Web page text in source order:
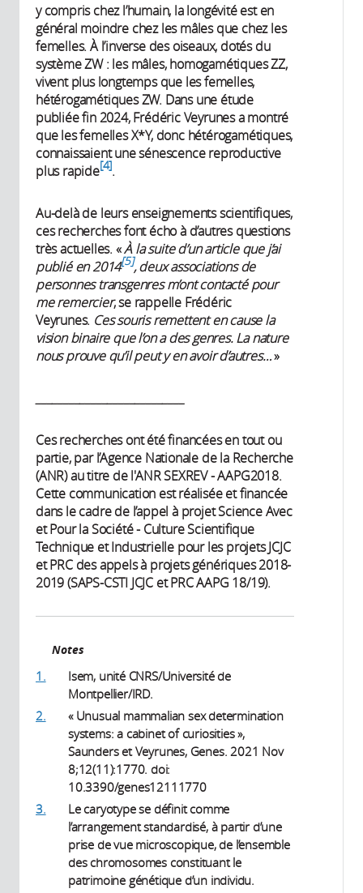
y compris chez l’humain, la longévité est en
général moindre chez les mâles que chez les
femelles. À l’inverse des oiseaux, dotés du
système ZW : les mâles, homogamétiques ZZ,
vivent plus longtemps que les femelles,
hétérogamétiques ZW. Dans une étude
publiée fin 2024, Frédéric Veyrunes a montré
que les femelles X*Y, donc hétérogamétiques,
connaissaient une sénescence reproductive
plus rapide 4 .
Au-delà de leurs enseignements scientifiques,
ces recherches font écho à d’autres questions
très actuelles. «À la suite d’un article que j’ai
publié en 2014 5 , deux associations de
personnes transgenres m’ont contacté pour
me remercier, se rappelle Frédéric
Veyrunes. Ces souris remettent en cause la
vision binaire que l’on a des genres. La nature
nous prouve qu’il peut y en avoir d’autres…»
Ces recherches ont été financées en tout ou
partie, par l’Agence Nationale de la Recherche
(ANR) au titre de l'ANR SEXREV - AAPG2018.
Cette communication est réalisée et financée
dans le cadre de l’appel à projet Science Avec
et Pour la Société - Culture Scientifique
Technique et Industrielle pour les projets JCJC
et PRC des appels à projets génériques 2018-
2019 (SAPS-CSTI JCJC et PRC AAPG 18/19).
Notes
1.
Isem, unité CNRS/Université de
Montpellier/IRD.
2.
« Unusual mammalian sex determination
systems: a cabinet of curiosities »,
Saunders et Veyrunes, Genes. 2021 Nov
8;12(11):1770. doi:
10.3390/genes12111770
3.
Le caryotype se définit comme
l’arrangement standardisé, à partir d’une
prise de vue microscopique, de l’ensemble
des chromosomes constituant le
patrimoine génétique d’un individu.